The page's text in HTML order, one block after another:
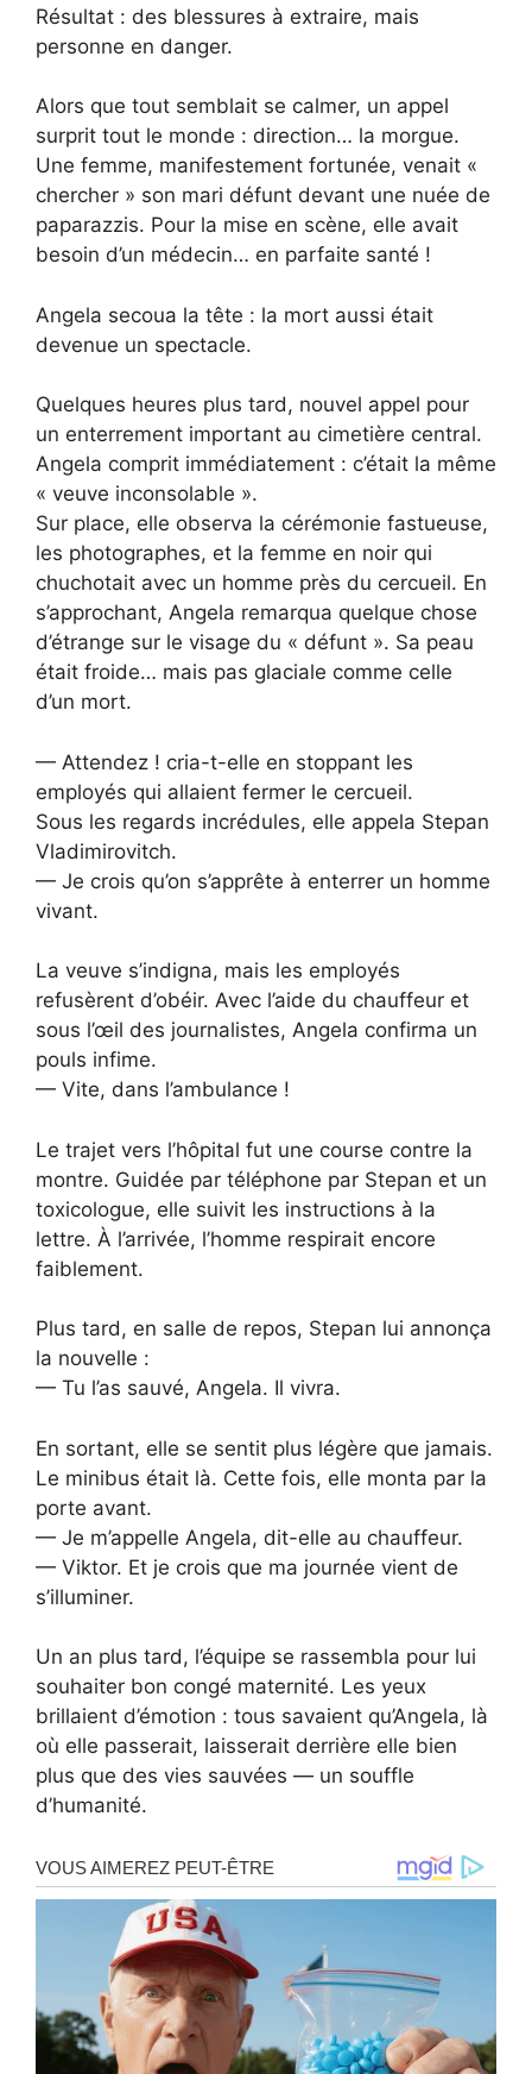
Résultat : des blessures à extraire, mais
personne en danger.
Alors que tout semblait se calmer, un appel
surprit tout le monde : direction… la morgue.
Une femme, manifestement fortunée, venait «
chercher » son mari défunt devant une nuée de
paparazzis. Pour la mise en scène, elle avait
besoin d’un médecin… en parfaite santé !
Angela secoua la tête : la mort aussi était
devenue un spectacle.
Quelques heures plus tard, nouvel appel pour
un enterrement important au cimetière central.
Angela comprit immédiatement : c’était la même
« veuve inconsolable ».
Sur place, elle observa la cérémonie fastueuse,
les photographes, et la femme en noir qui
chuchotait avec un homme près du cercueil. En
s’approchant, Angela remarqua quelque chose
d’étrange sur le visage du « défunt ». Sa peau
était froide… mais pas glaciale comme celle
d’un mort.
— Attendez ! cria-t-elle en stoppant les
employés qui allaient fermer le cercueil.
Sous les regards incrédules, elle appela Stepan
Vladimirovitch.
— Je crois qu’on s’apprête à enterrer un homme
vivant.
La veuve s’indigna, mais les employés
refusèrent d’obéir. Avec l’aide du chauffeur et
sous l’œil des journalistes, Angela confirma un
pouls infime.
— Vite, dans l’ambulance !
Le trajet vers l’hôpital fut une course contre la
montre. Guidée par téléphone par Stepan et un
toxicologue, elle suivit les instructions à la
lettre. À l’arrivée, l’homme respirait encore
faiblement.
Plus tard, en salle de repos, Stepan lui annonça
la nouvelle :
— Tu l’as sauvé, Angela. Il vivra.
En sortant, elle se sentit plus légère que jamais.
Le minibus était là. Cette fois, elle monta par la
porte avant.
— Je m’appelle Angela, dit-elle au chauffeur.
— Viktor. Et je crois que ma journée vient de
s’illuminer.
Un an plus tard, l’équipe se rassembla pour lui
souhaiter bon congé maternité. Les yeux
brillaient d’émotion : tous savaient qu’Angela, là
où elle passerait, laisserait derrière elle bien
plus que des vies sauvées — un souffle
d’humanité.